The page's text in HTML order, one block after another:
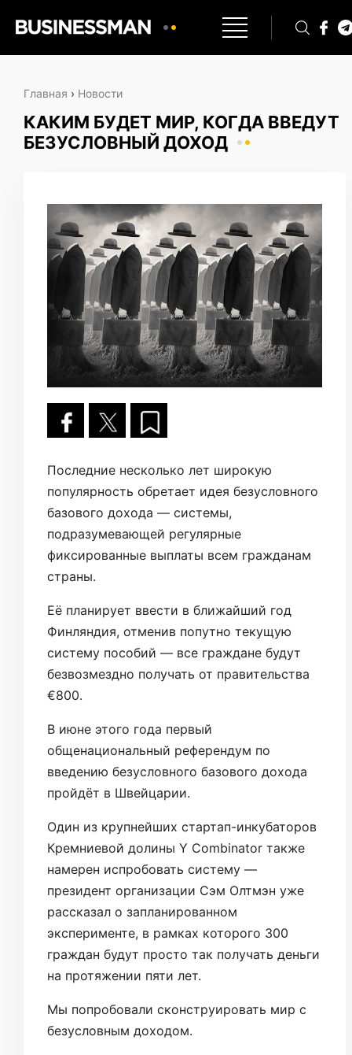
Главная › Новости
КАКИМ БУДЕТ МИР, КОГДА ВВЕДУТ
БЕЗУСЛОВНЫЙ ДОХОД
Последние несколько лет широкую
популярность обретает идея безусловного
базового дохода — системы,
подразумевающей регулярные
фиксированные выплаты всем гражданам
страны.
Её планирует ввести в ближайший год
Финляндия, отменив попутно текущую
систему пособий — все граждане будут
безвозмездно получать от правительства
€800.
В июне этого года первый
общенациональный референдум по
введению безусловного базового дохода
пройдёт в Швейцарии.
Один из крупнейших стартап-инкубаторов
Кремниевой долины Y Combinator также
намерен испробовать систему —
президент организации Сэм Олтмэн уже
рассказал о запланированном
эксперименте, в рамках которого 300
граждан будут просто так получать деньги
на протяжении пяти лет.
Мы попробовали сконструировать мир с
безусловным доходом.